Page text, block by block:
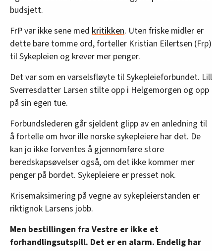
budsjett.
FrP var ikke sene med kritikken. Uten friske midler er
dette bare tomme ord, forteller Kristian Eilertsen (Frp)
til Sykepleien og krever mer penger.
Det var som en varselsfløyte til Sykepleieforbundet. Lill
Sverresdatter Larsen stilte opp i Helgemorgen og opp
på sin egen tue.
Forbundslederen går sjeldent glipp av en anledning til
å fortelle om hvor ille norske sykepleiere har det. De
kan jo ikke forventes å gjennomføre store
beredskapsøvelser også, om det ikke kommer mer
penger på bordet. Sykepleiere er presset nok.
Krisemaksimering på vegne av sykepleierstanden er
riktignok Larsens jobb.
Men bestillingen fra Vestre er ikke et
forhandlingsutspill. Det er en alarm. Endelig har